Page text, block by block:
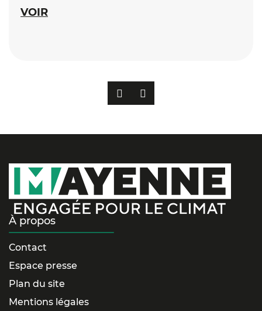
VOIR
PRÉCÉDENT
SUIVANT
À propos
Contact
Espace presse
Plan du site
Mentions légales